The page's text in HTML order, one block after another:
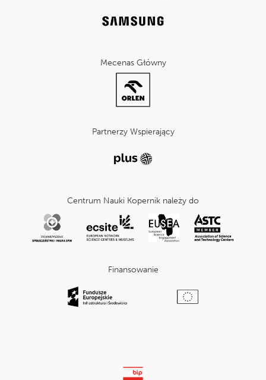
Mecenas Główny
Partnerzy Wspierający
Centrum Nauki Kopernik należy do
Finansowanie